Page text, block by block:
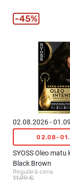
02.08.2026 -
02.08-
SYOSS Oleo matu
Black Brown
Regulārā cena
11,99 €
45%